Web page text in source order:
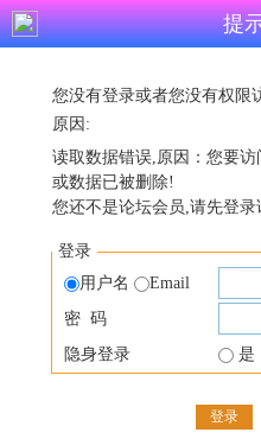
提
您没有登录或者您没有权限
原因:
读取数据错误,原因：您要
或数据已被删除!
您还不是论坛会员,请先登录
登录
用户名
Email
密 码
隐身登录
是